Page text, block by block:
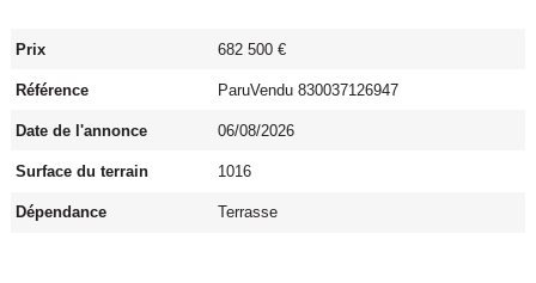
Prix 682 500 €
Référence ParuVendu 830037126947
Date de l'annonce 06/08/2026
Surface du terrain 1016
Dépendance Terrasse